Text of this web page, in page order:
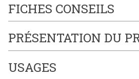
FICHES CONSEILS
PRÉSENTATION DU
USAGES